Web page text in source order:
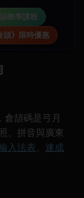
教學課程
頡》限時優惠
倉頡碼是弓月
、拼音與廣東
入法表、 速成